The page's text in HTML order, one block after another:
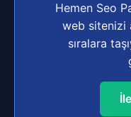
Hemen Seo
web sitenizi
sıralara